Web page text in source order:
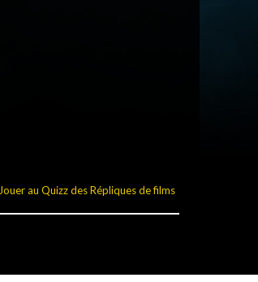
Jouer au Quizz des Répliques de films